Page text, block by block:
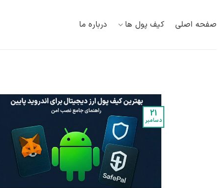
content
صفحه اصلی کیف پول ها درباره ما
21
دسامبر